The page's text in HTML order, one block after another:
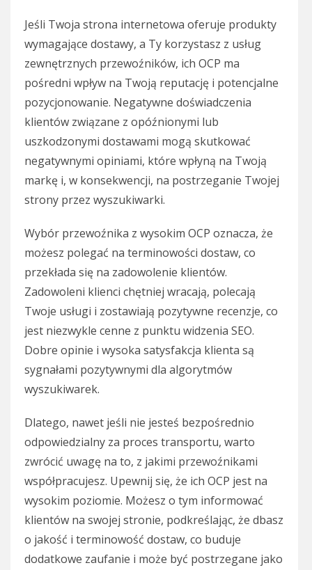
Jeśli Twoja strona internetowa oferuje produkty
wymagające dostawy, a Ty korzystasz z usług
zewnętrznych przewoźników, ich OCP ma
pośredni wpływ na Twoją reputację i potencjalne
pozycjonowanie. Negatywne doświadczenia
klientów związane z opóźnionymi lub
uszkodzonymi dostawami mogą skutkować
negatywnymi opiniami, które wpłyną na Twoją
markę i, w konsekwencji, na postrzeganie Twojej
strony przez wyszukiwarki.
Wybór przewoźnika z wysokim OCP oznacza, że
możesz polegać na terminowości dostaw, co
przekłada się na zadowolenie klientów.
Zadowoleni klienci chętniej wracają, polecają
Twoje usługi i zostawiają pozytywne recenzje, co
jest niezwykle cenne z punktu widzenia SEO.
Dobre opinie i wysoka satysfakcja klienta są
sygnałami pozytywnymi dla algorytmów
wyszukiwarek.
Dlatego, nawet jeśli nie jesteś bezpośrednio
odpowiedzialny za proces transportu, warto
zwrócić uwagę na to, z jakimi przewoźnikami
współpracujesz. Upewnij się, że ich OCP jest na
wysokim poziomie. Możesz o tym informować
klientów na swojej stronie, podkreślając, że dbasz
o jakość i terminowość dostaw, co buduje
dodatkowe zaufanie i może być postrzegane jako